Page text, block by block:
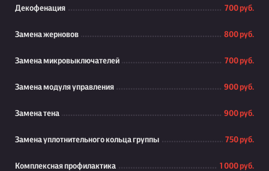
Декофенация 700 руб.
Замена жерновов 800 руб.
Замена микровыключателей 700 руб.
Замена модуля управления 900 руб.
Замена тена 900 руб.
Замена уплотнительного кольца группы 750 руб.
Комплексная профилактика 1 000 руб.